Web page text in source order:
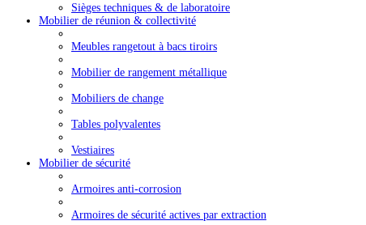
Sièges techniques & de laboratoire
Mobilier de réunion & collectivité
Meubles rangetout à bacs tiroirs
Mobilier de rangement métallique
Mobiliers de change
Tables polyvalentes
Vestiaires
Mobilier de sécurité
Armoires anti-corrosion
Armoires de sécurité actives par extraction